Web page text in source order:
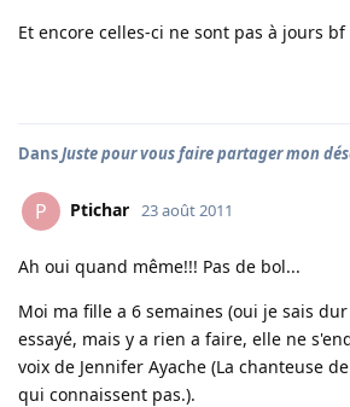
Et encore celles-ci ne sont pas à jours bf
DansJuste pour vous faire partager mon
P Ptichar 23 août 2011
Ah oui quand même!!! Pas de bol...
Moi ma fille a 6 semaines (oui je sais
essayé, mais y a rien a faire, elle ne
voix de Jennifer Ayache (La chanteuse
qui connaissent pas.).